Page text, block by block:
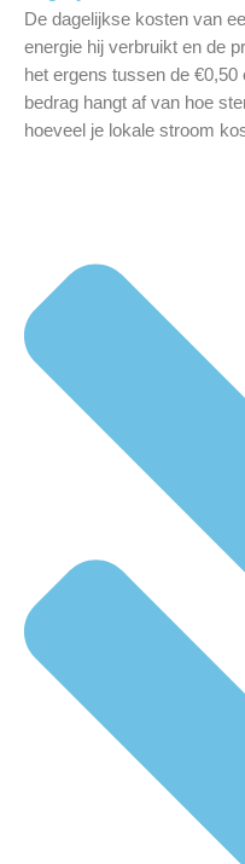
De dagelijkse kosten van
energie hij verbruikt en de
het ergens tussen de
bedrag hangt af van hoe
hoeveel je lokale stroom